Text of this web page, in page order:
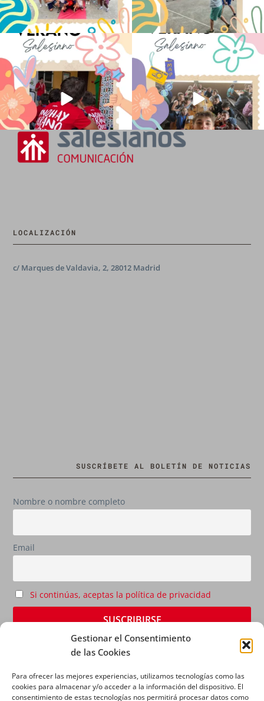
Gestionar el Consentimiento
de las Cookies
Para ofrecer las mejores experiencias, utilizamos tecnologías como las
cookies para almacenar y/o acceder a la información del dispositivo. El
consentimiento de estas tecnologías nos permitirá procesar datos como
No hay verano sin que sea Salesiano ❤️
💫 en Luz 4
...
0
viviendo la alegría en el campamento
...
2
LOCALIZACIÓN
c/ Marques de Valdavia, 2, 28012 Madrid
SUSCRÍBETE AL BOLETÍN DE NOTICIAS
Nombre o nombre completo
Email
Si continúas, aceptas la política de privacidad